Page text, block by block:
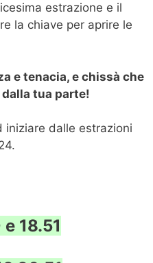
estrazione e il
la chiave per aprire le
e tenacia, e chissà che
tua parte!
iniziare dalle estrazioni
18.51